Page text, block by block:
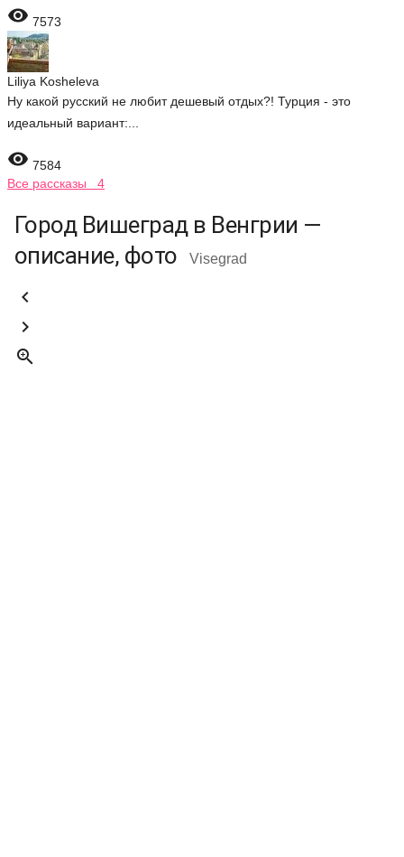
 7573
Liliya Kosheleva
Ну какой русский не любит дешевый отдых?! Турция - это
идеальный вариант:...
 7584
Все рассказы 4
Город Вишеград в Венгрии —
описание, фото
Visegrad


